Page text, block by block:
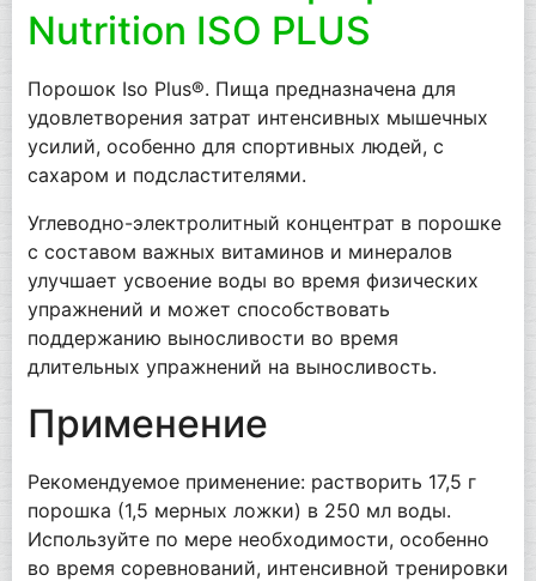
Nutrition ISO PLUS
Порошок Iso Plus®. Пища предназначена для
удовлетворения затрат интенсивных мышечных
усилий, особенно для спортивных людей, с
сахаром и подсластителями.
Углеводно-электролитный концентрат в порошке
с составом важных витаминов и минералов
улучшает усвоение воды во время физических
упражнений и может способствовать
поддержанию выносливости во время
длительных упражнений на выносливость.
Применение
Рекомендуемое применение: растворить 17,5 г
порошка (1,5 мерных ложки) в 250 мл воды.
Используйте по мере необходимости, особенно
во время соревнований, интенсивной тренировки